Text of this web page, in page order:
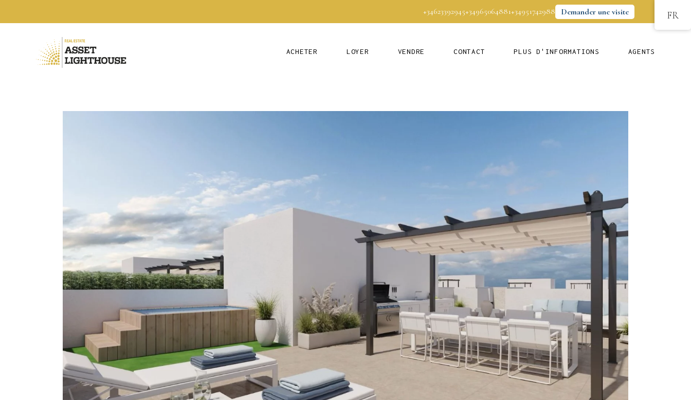
+34623392945+34965064881+34951742988 Demander une visite
ACHETER LOYER VENDRE CONTACT PLUS D'INFORMATIONS AGENTS
FR